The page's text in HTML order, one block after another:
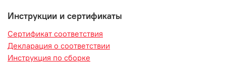
Инструкции и сертификаты
Сертификат соответствия
Декларация о соответствии
Инструкция по сборке